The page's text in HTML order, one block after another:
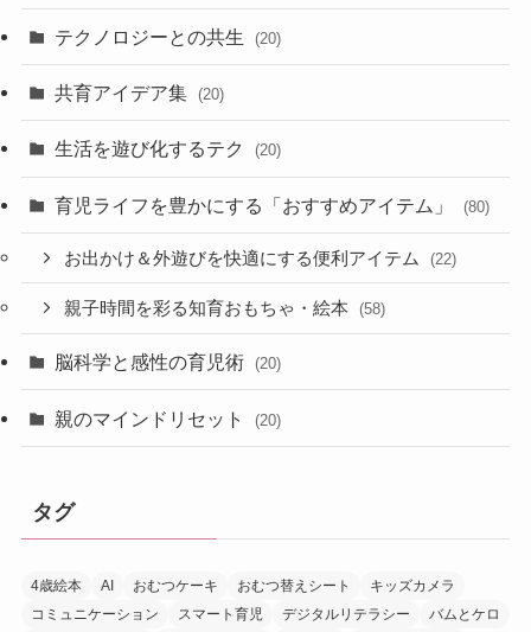
テクノロジーとの共生 (20)
共育アイデア集 (20)
生活を遊び化するテク (20)
育児ライフを豊かにする「おすすめアイテム」 (80)
お出かけ＆外遊びを快適にする便利アイテム (22)
親子時間を彩る知育おもちゃ・絵本 (58)
脳科学と感性の育児術 (20)
親のマインドリセット (20)
タグ
4歳絵本 AI おむつケーキ おむつ替えシート
キッズカメラ
コミュニケーション
スマート育児 デジタルリテラシー
バムとケロ